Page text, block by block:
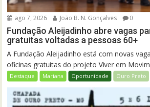
ago 7, 2026 João B. N. Gonçalves 0
Fundação Aleijadinho abre vagas
gratuitas voltadas a pessoas 60+
A Fundação Aleijadinho está com novas
oficinas gratuitas do projeto Viver em
Destaque Mariana Oportunidade Ouro Preto